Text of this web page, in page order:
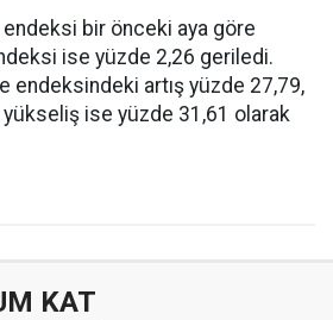
bir önceki aya göre
ise yüzde 2,26 geriledi.
endeksindeki artış yüzde 27,79,
ise yüzde 31,61 olarak
KAT